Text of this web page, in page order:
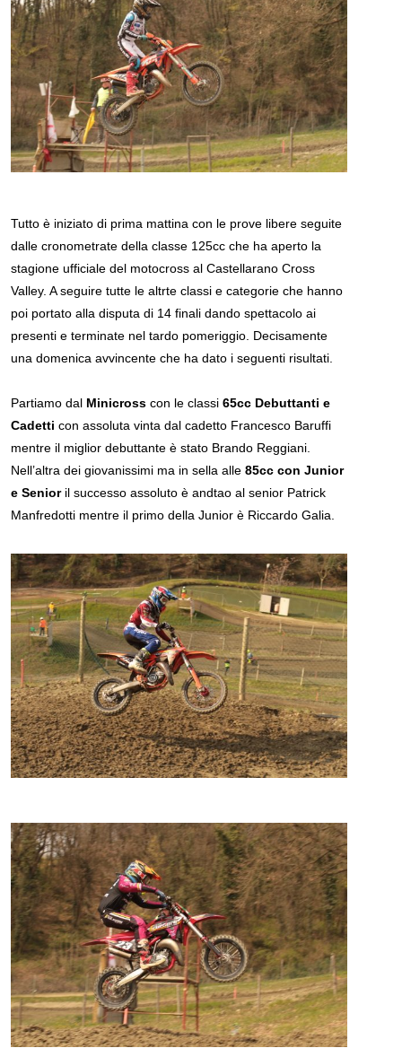
Tutto è iniziato di prima mattina con le prove libere seguite
dalle cronometrate della classe 125cc che ha aperto la
stagione ufficiale del motocross al Castellarano Cross
Valley. A seguire tutte le altrte classi e categorie che hanno
poi portato alla disputa di 14 finali dando spettacolo ai
presenti e terminate nel tardo pomeriggio. Decisamente
una domenica avvincente che ha dato i seguenti risultati.
Partiamo dal Minicross con le classi65cc Debuttanti e
Cadetti con assoluta vinta dal cadetto Francesco Baruffi
mentre il miglior debuttante è stato Brando Reggiani.
Nell’altra dei giovanissimi ma in sella alle85cc con Junior
e Senioril successo assoluto è andtao al senior Patrick
Manfredotti mentre il primo della Junior è Riccardo Galia.